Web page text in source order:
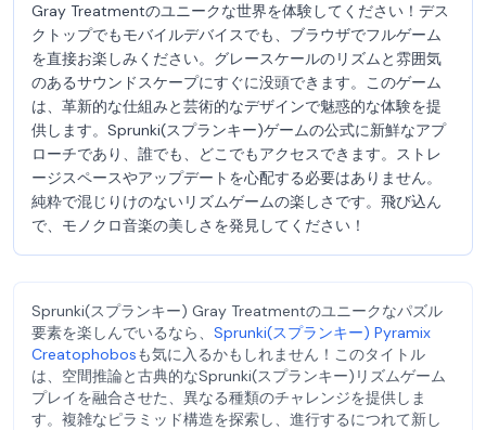
Gray Treatmentのユニークな世界を体験してください！デス
クトップでもモバイルデバイスでも、ブラウザでフルゲーム
を直接お楽しみください。グレースケールのリズムと雰囲気
のあるサウンドスケープにすぐに没頭できます。このゲーム
は、革新的な仕組みと芸術的なデザインで魅惑的な体験を提
供します。Sprunki(スプランキー)ゲームの公式に新鮮なアプ
ローチであり、誰でも、どこでもアクセスできます。ストレ
ージスペースやアップデートを心配する必要はありません。
純粋で混じりけのないリズムゲームの楽しさです。飛び込ん
で、モノクロ音楽の美しさを発見してください！
Sprunki(スプランキー) Gray Treatmentのユニークなパズル
要素を楽しんでいるなら、 Sprunki(スプランキー) Pyramix
Creatophobosも気に入るかもしれません！このタイトル
は、空間推論と古典的なSprunki(スプランキー)リズムゲーム
プレイを融合させた、異なる種類のチャレンジを提供しま
す。複雑なピラミッド構造を探索し、進行するにつれて新し